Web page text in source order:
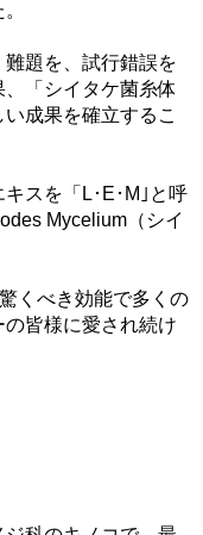
題を、試行錯誤を
「シイタケ菌糸体
成果を確立するこ
スを「L･E･M｣と呼
Mycelium（シイ
くべき効能で多くの
皆様に愛され続け